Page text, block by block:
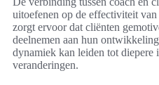
uitoefenen op de effectiviteit
zorgt ervoor dat cliënten
deelnemen aan hun
dynamiek kan leiden tot diepere
veranderingen.